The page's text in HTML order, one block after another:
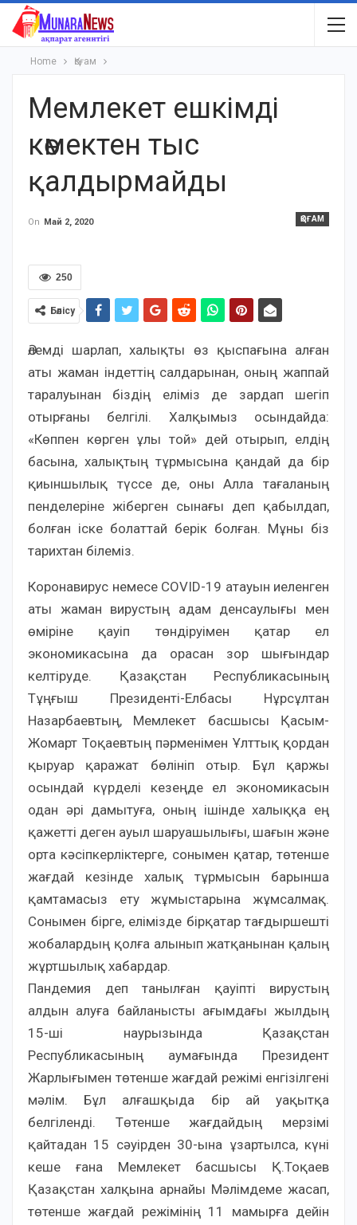
Home Қоғам
Мемлекет ешкімді
көмектен тыс
қалдырмайды
ҚОҒАМ
On Май 2, 2020
250
Бөлісу
Әлемді шарлап, халықты өз қыспағына алған
аты жаман індеттің салдарынан, оның жаппай
таралуынан біздің еліміз де зардап шегіп
отырғаны белгілі. Халқымыз осындайда:
«Көппен көрген ұлы той» дей отырып, елдің
басына, халықтың тұрмысына қандай да бір
қиыншылық түссе де, оны Алла тағаланың
пенделеріне жіберген сынағы деп қабылдап,
болған іске болаттай берік болған. Мұны біз
тарихтан білеміз.
Коронавирус немесе COVID-19 атауын иеленген
аты жаман вирустың адам денсаулығы мен
өміріне қауіп төндіруімен қатар ел
экономикасына да орасан зор шығындар
келтіруде. Қазақстан Республикасының
Тұңғыш Президенті-Елбасы Нұрсұлтан
Назарбаевтың, Мемлекет басшысы Қасым-
Жомарт Тоқаевтың пәрменімен Ұлттық қордан
қыруар қаражат бөлініп отыр. Бұл қаржы
осындай күрделі кезеңде ел экономикасын
одан әрі дамытуға, оның ішінде халыққа ең
қажетті деген ауыл шаруашылығы, шағын және
орта кәсіпкерліктерге, сонымен қатар, төтенше
жағдай кезінде халық тұрмысын барынша
қамтамасыз ету жұмыстарына жұмсалмақ.
Сонымен бірге, елімізде бірқатар тағдыршешті
жобалардың қолға алынып жатқанынан қалың
жұртшылық хабардар.
Пандемия деп танылған қауіпті вирустың
алдын алуға байланысты ағымдағы жылдың
15-ші наурызында Қазақстан
Республикасының аумағында Президент
Жарлығымен төтенше жағдай режімі енгізілгені
мәлім. Бұл алғашқыда бір ай уақытқа
белгіленді. Төтенше жағдайдың мерзімі
қайтадан 15 сәуірден 30-ына ұзартылса, күні
кеше ғана Мемлекет басшысы Қ.Тоқаев
Қазақстан халқына арнайы Мәлімдеме жасап,
төтенше жағдай режімінің 11 мамырға дейін